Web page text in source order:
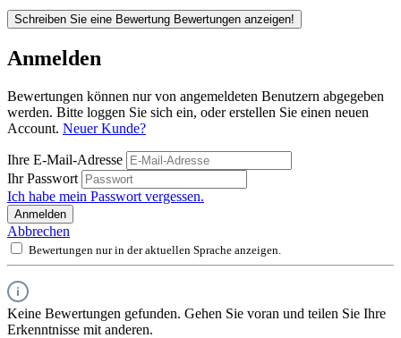
Schreiben Sie eine Bewertung Bewertungen anzeigen!
Anmelden
Bewertungen können nur von angemeldeten Benutzern abgegeben
werden. Bitte loggen Sie sich ein, oder erstellen Sie einen neuen
Account. Neuer Kunde?
Ihre E-Mail-Adresse
Ihr Passwort
Ich habe mein Passwort vergessen.
Anmelden
Abbrechen
Bewertungen nur in der aktuellen Sprache anzeigen.
Keine Bewertungen gefunden. Gehen Sie voran und teilen Sie Ihre
Erkenntnisse mit anderen.